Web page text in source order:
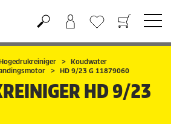
Koudwater
HD 9/23 G 11879060
HD 9/23